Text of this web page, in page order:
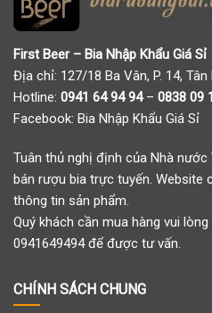
First Beer – Bia Nhập Khẩu Giá Sỉ
Địa chỉ: 127/18 Ba Vân, P. 14, Tân
Hotline: 0941 64 94 94– 0838 09
Facebook: Bia Nhập Khẩu Giá Sỉ
Tuân thủ nghị định của Nhà
bán rượu bia trực tuyến. Website
thông tin sản phẩm.
Quý khách cần mua hàng vui
0941649494 để được tư vấn.
CHÍNH SÁCH CHUNG